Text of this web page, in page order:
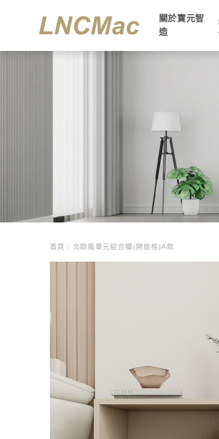
關於寶元智
造
首頁/ 北歐風單元組合櫃(開放格)A款